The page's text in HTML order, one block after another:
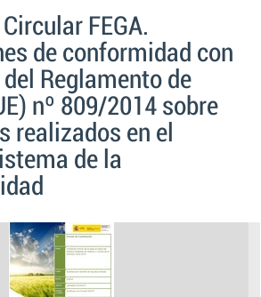
FEGA.
de conformidad con
Reglamento de
nº 809/2014 sobre
realizados en el
de la